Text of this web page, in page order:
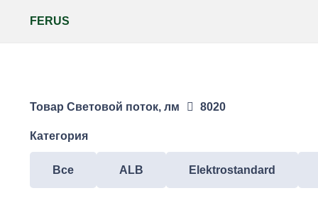
FERUS
Товар Световой поток, лм 8020
Категория
Все ALB Elektrostandard